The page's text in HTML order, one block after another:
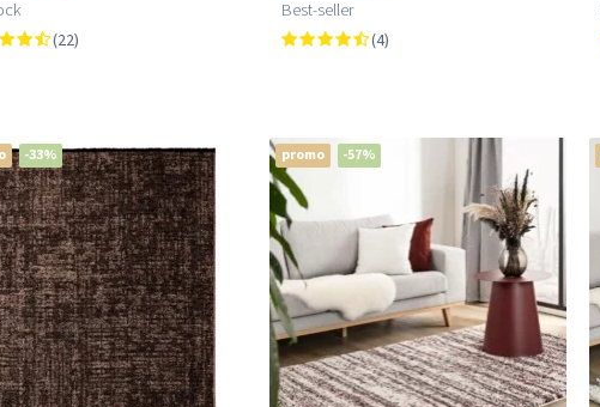
(22)
Best-seller
(4)
-33% promo -57%